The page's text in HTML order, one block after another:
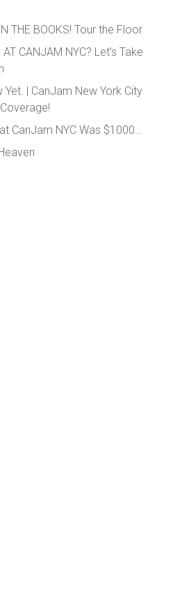
THE BOOKS! Tour the Floor
CANJAM NYC? Let’s Take
Yet. | CanJam New York City
CanJam NYC Was $1000…